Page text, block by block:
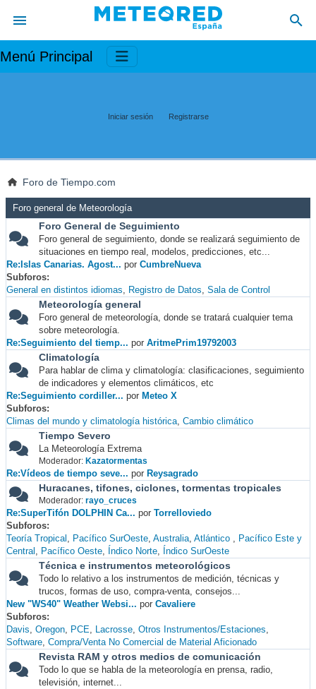
Menú Principal
Iniciar sesión Registrarse
Foro de Tiempo.com
Foro general de Meteorología
Foro General de Seguimiento
Foro general de seguimiento, donde se realizará seguimiento de
situaciones en tiempo real, modelos, predicciones, etc...
Re:Islas Canarias. Agost... por CumbreNueva
Subforos
General en distintos idiomas
Registro de Datos Sala de Control
Meteorología general
Foro general de meteorología, donde se tratará cualquier tema
sobre meteorología.
Re:Seguimiento del tiemp... por AritmePrim19792003
Climatología
Para hablar de clima y climatología: clasificaciones, seguimiento
de indicadores y elementos climáticos, etc
Re:Seguimiento cordiller... por Meteo X
Subforos
Climas del mundo y climatología histórica Cambio climático
Tiempo Severo
La Meteorología Extrema
Moderador: Kazatormentas
Re:Vídeos de tiempo seve... por Reysagrado
Huracanes, tifones, ciclones, tormentas tropicales
Moderador: rayo_cruces
Re:SuperTifón DOLPHIN Ca... por Torrelloviedo
Subforos
Teoría Tropical
Pacífico SurOeste Australia Atlántico
Pacífico Este y
Central
Pacífico Oeste Índico Norte Índico SurOeste
Técnica e instrumentos meteorológicos
Todo lo relativo a los instrumentos de medición, técnicas y
trucos, formas de uso, compra-venta, consejos...
New "WS40" Weather Websi... por Cavaliere
Subforos
Davis Oregon PCE Lacrosse Otros Instrumentos/Estaciones
Software Compra/Venta No Comercial de Material Aficionado
Revista RAM y otros medios de comunicación
Todo lo que se habla de la meteorología en prensa, radio,
televisión, internet...